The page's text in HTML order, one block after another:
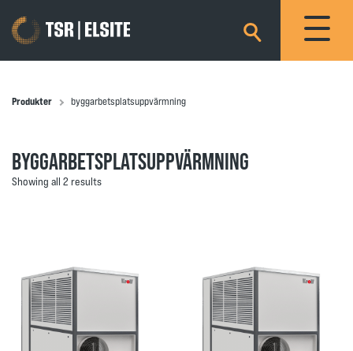
×
Produkter byggarbetsplatsuppvärmning
BYGGARBETSPLATSUPPVÄRMNING
Showing all 2 results